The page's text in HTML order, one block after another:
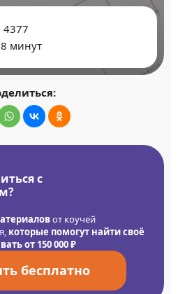
4377
минут
с
от коучей
которые помогут найти своё
от 150 000 ₽
бесплатно